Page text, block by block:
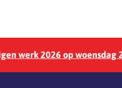
werk 2026 op woensdag